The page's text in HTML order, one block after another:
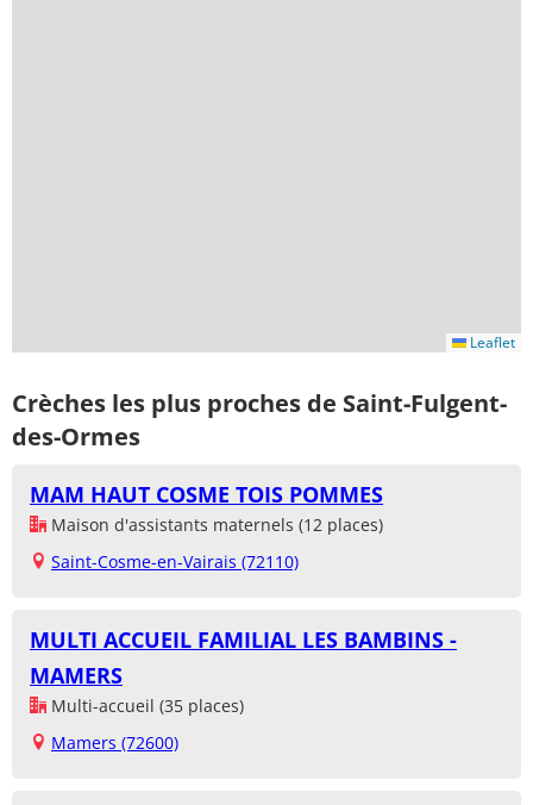
Leaflet
Crèches les plus proches de Saint-Fulgent-
des-Ormes
MAM HAUT COSME TOIS POMMES
Maison d'assistants maternels (12 places)
Saint-Cosme-en-Vairais (72110)
MULTI ACCUEIL FAMILIAL LES BAMBINS -
MAMERS
Multi-accueil (35 places)
Mamers (72600)